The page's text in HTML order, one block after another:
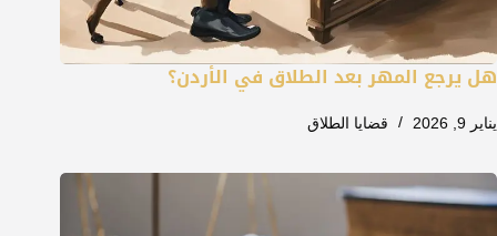
هل يرجع المهر بعد الطلاق في الأردن؟
يناير 9, 2026 قضايا الطلاق